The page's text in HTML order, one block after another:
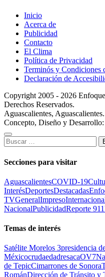
Inicio
Acerca de
Publicidad
Contacto
El Clima
Política de Privacidad
Terminós y Condiciones
Declaración de
Copyright 2005 - 2026
Derechos Reservados.
Aguascalientes, Aguascalientes.
Concepto, Diseño y Desarrollo:
Buscar:
Secciones para visitar
AguascalientesCOVID-19
InterésDeportesDestacadas
TVGeneralImpreso
NacionalPublicidadReporte 911
Temas de interés
Satélite Morelos 3presidencia
MéxicocrudaedadresacaOV7
de TepicCimarrones de Sonora
RománDirección de Tránsito y